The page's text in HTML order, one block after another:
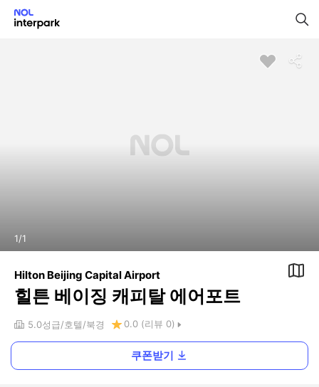
1/1
Hilton Beijing Capital Airport
힐튼 베이징 캐피탈 에어포트
5.0성급 호텔 북경 0.0 (리뷰 0)
쿠폰받기